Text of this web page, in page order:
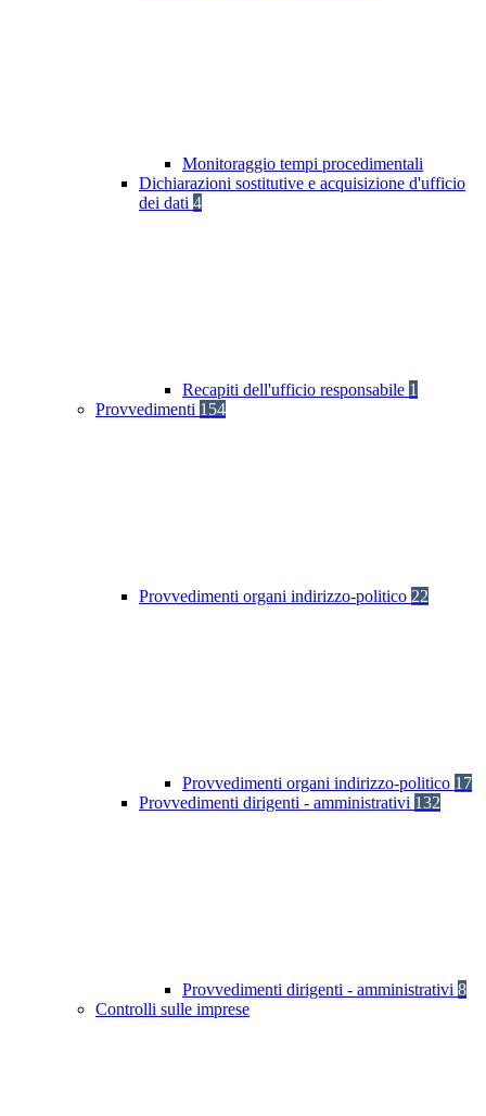
Monitoraggio tempi procedimentali
Dichiarazioni sostitutive e acquisizione d'ufficio
dei dati 4
Recapiti dell'ufficio responsabile 1
Provvedimenti 154
Provvedimenti organi indirizzo-politico 22
Provvedimenti organi indirizzo-politico 17
Provvedimenti dirigenti - amministrativi 132
Provvedimenti dirigenti - amministrativi 8
Controlli sulle imprese